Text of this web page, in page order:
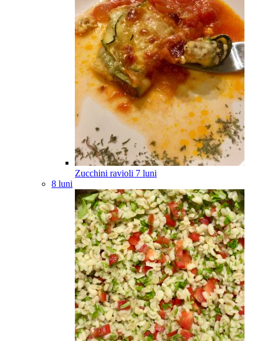
Zucchini ravioli 7 luni
8 luni